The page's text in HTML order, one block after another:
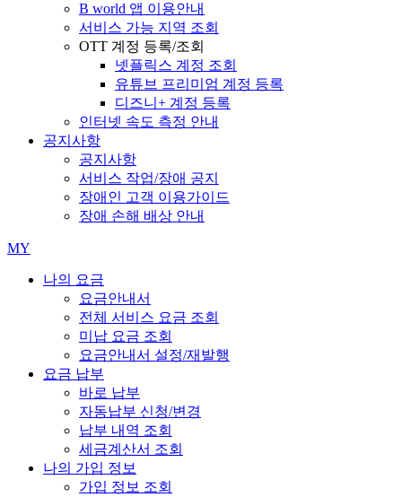
B world 앱 이용안내
서비스 가능 지역 조회
OTT 계정 등록/조회
넷플릭스 계정 조회
유튜브 프리미엄 계정 등록
디즈니+ 계정 등록
인터넷 속도 측정 안내
공지사항
공지사항
서비스 작업/장애 공지
장애인 고객 이용가이드
장애 손해 배상 안내
MY
나의 요금
요금안내서
전체 서비스 요금 조회
미납 요금 조회
요금안내서 설정/재발행
요금 납부
바로 납부
자동납부 신청/변경
납부 내역 조회
세금계산서 조회
나의 가입 정보
가입 정보 조회